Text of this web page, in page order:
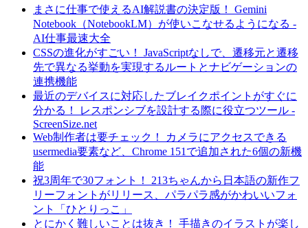
まさに仕事で使えるAI解説書の決定版！ Gemini
Notebook（NotebookLM）が使いこなせるようになる -
AI仕事最速大全
CSSの進化がすごい！ JavaScriptなしで、遷移元と遷移
先で異なる挙動を実現するルートとナビゲーションの
連携機能
最近のデバイスに対応したブレイクポイントがすぐに
分かる！ レスポンシブを設計する際に役立つツール -
ScreenSize.net
Web制作者は要チェック！ カメラにアクセスできる
usermedia要素など、Chrome 151で追加された6個の新機
能
祝3周年で30フォント！ 213ちゃんから日本語の新作フ
リーフォントがリリース、パラパラ感がかわいいフォ
ント「ひとりっこ」
とにかく難しいことは抜き！ 手描きのイラストが楽し